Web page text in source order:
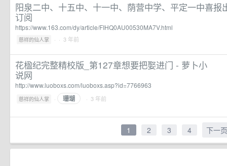
阳泉二中、十五中、十一中、荫营中学、平定一中喜报
订阅
https://www.163.com/dy/article/FIHQ0AU00530MA7V.html
慈祥的仙人掌 · · 3 年前
花楹纪完整精校版_第127章想要把娶进门 - 萝卜小
说网
http://www.luoboxs.com/luoboxs.asp?id=7766963
慈祥的仙人掌 · 珊瑚 · 3 年前
1 2 3 4 下一页